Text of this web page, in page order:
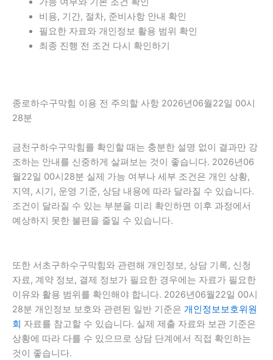
비용, 기간, 절차, 준비사항 안내 확인
필요한 자료와 개인정보 활용 범위 확인
최종 진행 전 조건 다시 확인하기
종로하수구막힘 이용 전 주의할 사항 2026년06월22일 00시
28분
금천구하수구막힘를 확인할 때는 충분한 설명 없이 결과만 강
조하는 안내를 신중하게 살펴보는 것이 좋습니다. 2026년06
월22일 00시28분 실제 가능 여부나 세부 조건은 개인 상황,
지역, 시기, 운영 기준, 상담 내용에 따라 달라질 수 있습니다.
조건이 달라질 수 있는 부분을 미리 확인하면 이후 과정에서
예상하지 못한 불편을 줄일 수 있습니다.
또한 서초구하수구막힘와 관련해 개인정보, 상담 기록, 신청
자료, 계약 정보, 결제 정보가 필요한 경우에는 자료가 필요한
이유와 활용 범위를 확인해야 합니다. 2026년06월22일 00시
28분 개인정보 보호와 관련된 일반 기준은 개인정보보호위원
회 자료를 참고할 수 있습니다. 실제 제출 자료와 보관 기준은
상황에 따라 다를 수 있으므로 상담 단계에서 직접 확인하는
것이 좋습니다.